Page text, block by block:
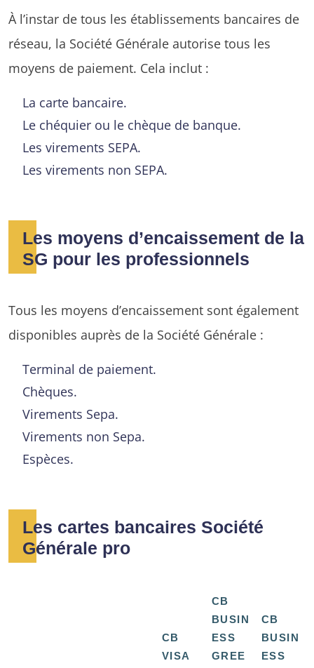
À l’instar de tous les établissements bancaires de
réseau, la Société Générale autorise tous les
moyens de paiement. Cela inclut :
La carte bancaire.
Le chéquier ou le chèque de banque.
Les virements SEPA.
Les virements non SEPA.
Les moyens d’encaissement de la
SG pour les professionnels
Tous les moyens d’encaissement sont également
disponibles auprès de la Société Générale :
Terminal de paiement.
Chèques.
Virements Sepa.
Virements non Sepa.
Espèces.
Les cartes bancaires Société
Générale pro
CB
VISA
CB
BUSIN
ESS
GREE
CB
BUSIN
ESS